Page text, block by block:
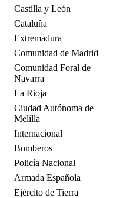
Castilla y León
Cataluña
Extremadura
Comunidad de Madrid
Comunidad Foral de
Navarra
La Rioja
Ciudad Autónoma de
Melilla
Internacional
Bomberos
Policía Nacional
Armada Española
Ejército de Tierra